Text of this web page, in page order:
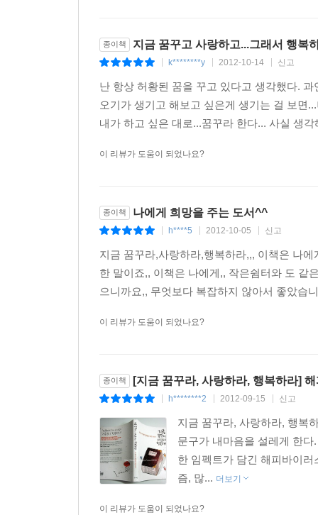
종이책 지금 꿈꾸고 사랑하고...그래서 행복
k********y 2012-10-14 신고
난 항상 허황된 꿈을 꾸고 있다고 생각했다.
오기가 생기고 해보고 싶은게 생기는 걸 보면
내가 하고 싶은 대로...꿈꾸라 한다... 사실 생
이 리뷰가 도움이 되었나요?
종이책 나에게 희망을 주는 도서^^
h****5 2012-10-05 신고
지금 꿈꾸라,사랑하라,행복하라,,, 이책은 나
한 말이죠,, 이책은 나에게,, 작은쉼터와 도 같
으니까요,, 무엇보다 복잡하지 않아서 좋았습
이 리뷰가 도움이 되었나요?
종이책 [지금 꿈꾸라, 사랑하라, 행복하라]
h********2 2012-09-15 신고
지금 꿈꾸라, 사랑하라, 행복
문구가 내마음을 설레게 한
한 임펙트가 담긴 해피바이
즘, 많... 더보기
이 리뷰가 도움이 되었나요?